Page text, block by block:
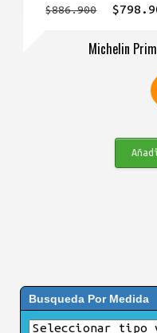
Michelin
$886.900
El$
Busqueda Por Medida